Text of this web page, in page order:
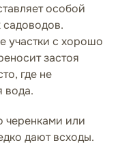
особой
участки с хорошо
застоя
где не
вода.
черенками или
дают всходы.